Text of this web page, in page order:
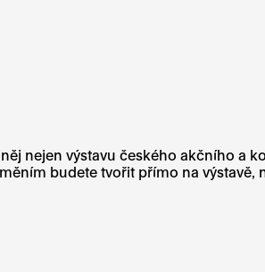
nejen výstavu českého akčního a
budete tvořit přímo na výstavě,